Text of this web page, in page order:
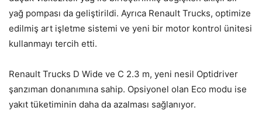
yağ pompası da geliştirildi. Ayrıca Renault Trucks, optimize
edilmiş art işletme sistemi ve yeni bir motor kontrol ünitesi
kullanmayı tercih etti.
Renault Trucks D Wide ve C 2.3 m, yeni nesil Optidriver
şanzıman donanımına sahip. Opsiyonel olan Eco modu ise
yakıt tüketiminin daha da azalması sağlanıyor.